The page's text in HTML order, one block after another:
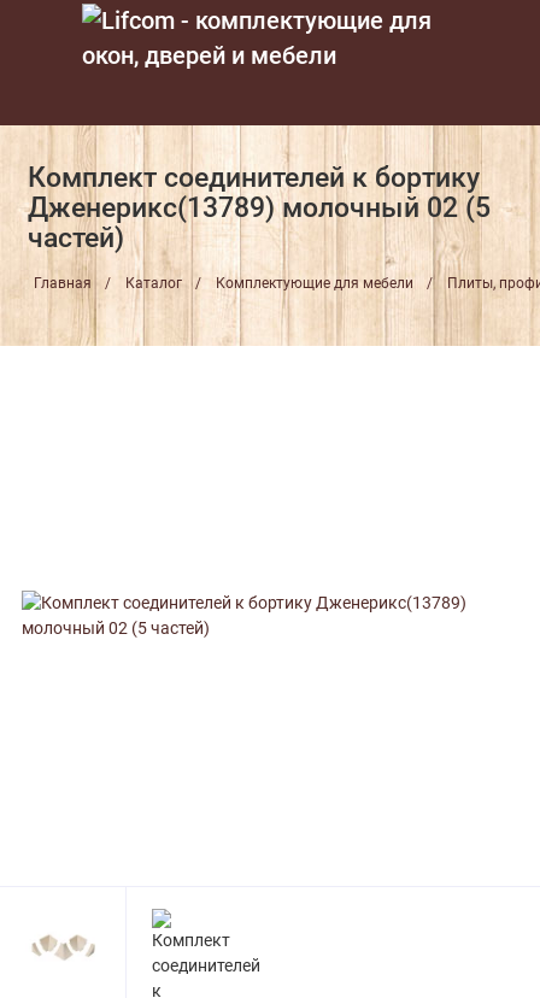
Комплект соединителей к бортику
Дженерикс(13789) молочный 02 (5
частей)
Главная Каталог Комплектующие для мебели Плиты,